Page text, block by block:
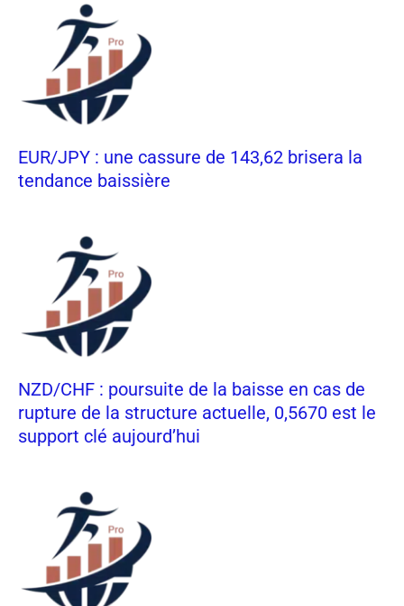
EUR/JPY : une cassure de 143,62 brisera la
tendance baissière
NZD/CHF : poursuite de la baisse en cas de
rupture de la structure actuelle, 0,5670 est le
support clé aujourd’hui